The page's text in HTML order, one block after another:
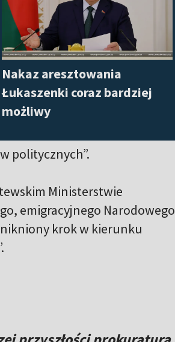
Nakaz aresztowania
Łukaszenki coraz bardziej
możliwy
politycznych”.
Ministerstwie
emigracyjnego Narodowego
krok w kierunku